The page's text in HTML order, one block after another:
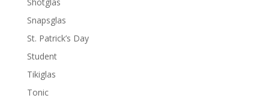
Snapsglas
St. Patrick’s Day
Student
Tikiglas
Tonic